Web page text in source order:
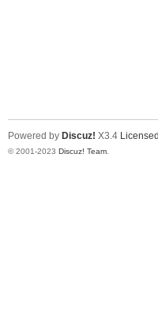
Powered by Discuz! X3.4 Licensed
© 2001-2023 Discuz! Team